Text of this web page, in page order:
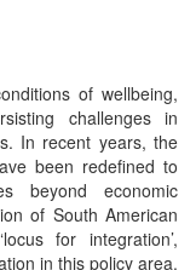
of wellbeing,
challenges in
In recent years, the
been redefined to
beyond economic
of South American
for integration’,
in this policy area.